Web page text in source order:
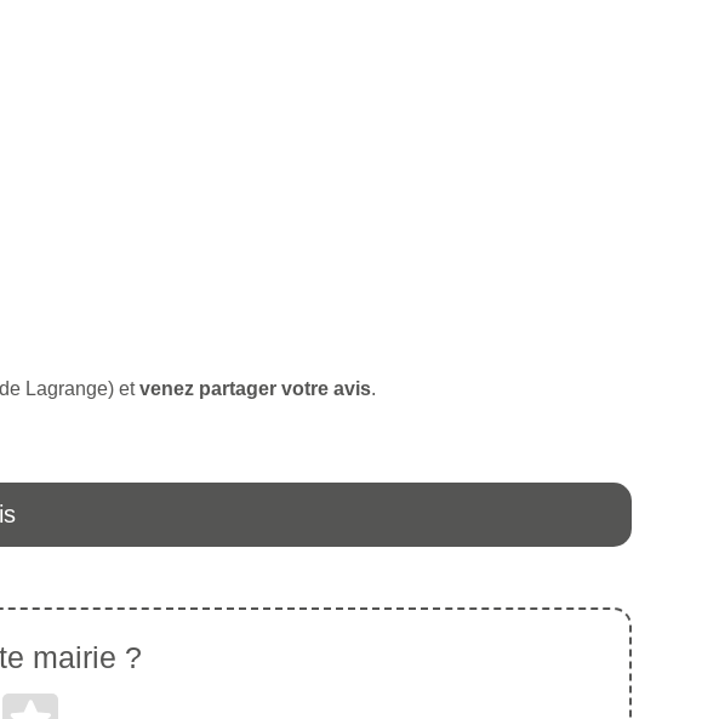
Lagrange) etvenez partager votre avis.
mairie ?